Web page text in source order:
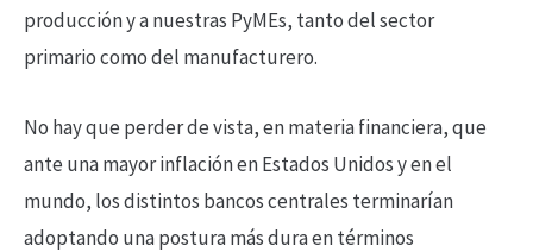
producción y a nuestras PyMEs, tanto del sector
primario como del manufacturero.
No hay que perder de vista, en materia financiera, que
ante una mayor inflación en Estados Unidos y en el
mundo, los distintos bancos centrales terminarían
adoptando una postura más dura en términos